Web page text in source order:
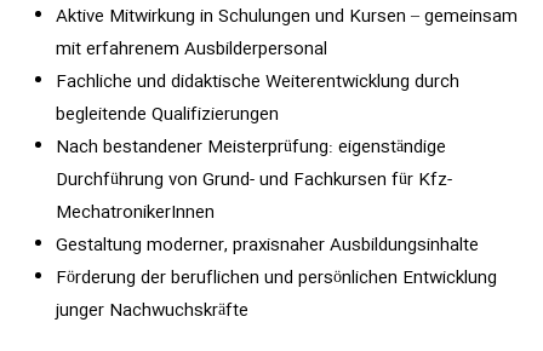
Aktive Mitwirkung in Schulungen und Kursen – gemeinsam
mit erfahrenem Ausbilderpersonal
Fachliche und didaktische Weiterentwicklung durch
begleitende Qualifizierungen
Nach bestandener Meisterprüfung: eigenständige
Durchführung von Grund- und Fachkursen für Kfz-
MechatronikerInnen
Gestaltung moderner, praxisnaher Ausbildungsinhalte
Förderung der beruflichen und persönlichen Entwicklung
junger Nachwuchskräfte